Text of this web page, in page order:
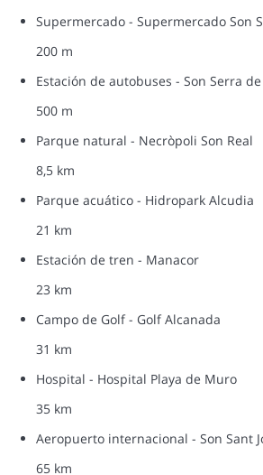
Supermercado - Supermercado Son
200 m
Estación de autobuses - Son Serra
500 m
Parque natural - Necròpoli Son Real
8,5 km
Parque acuático - Hidropark Alcudia
21 km
Estación de tren - Manacor
23 km
Campo de Golf - Golf Alcanada
31 km
Hospital - Hospital Playa de Muro
35 km
Aeropuerto internacional - Son Sant
65 km